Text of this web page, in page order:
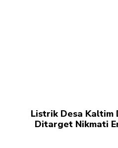
Listrik Desa Kaltim
Ditarget Nikmati